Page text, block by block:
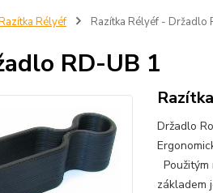
Rélyéf Razítka Rélyéf - Držadlo
RD-UB 1
Držadlo
základem